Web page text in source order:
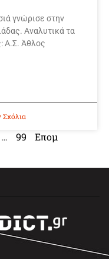
γνώρισε στην
Αναλυτικά τα
Α.Σ. Άθλος
… 99 Επομ